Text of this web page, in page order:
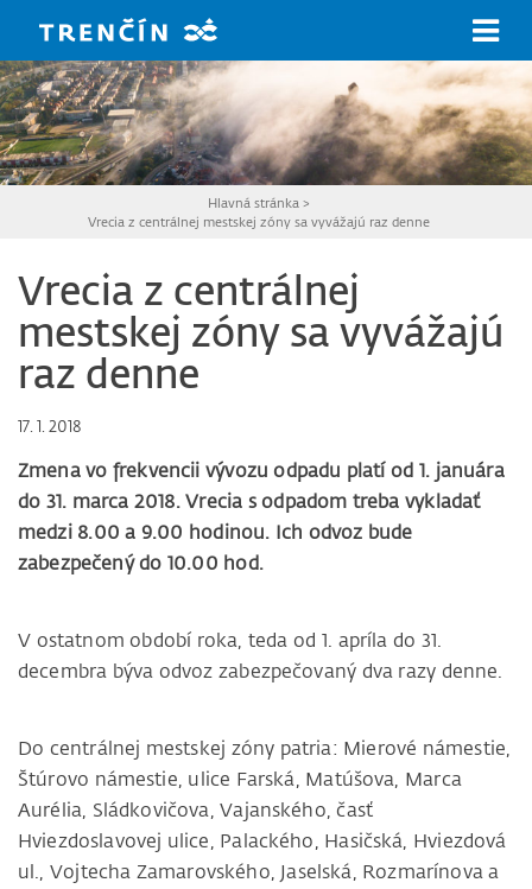
Hlavná stránka >
Vrecia z centrálnej mestskej zóny sa vyvážajú raz denne
Vrecia z centrálnej
mestskej zóny sa vyvážajú
raz denne
17. 1. 2018
Zmena vo frekvencii vývozu odpadu platí od 1. januára
do 31. marca 2018. Vrecia s odpadom treba vykladať
medzi 8.00 a 9.00 hodinou. Ich odvoz bude
zabezpečený do 10.00 hod.
V ostatnom období roka, teda od 1. apríla do 31.
decembra býva odvoz zabezpečovaný dva razy denne.
Do centrálnej mestskej zóny patria: Mierové námestie,
Štúrovo námestie, ulice Farská, Matúšova, Marca
Aurélia, Sládkovičova, Vajanského, časť
Hviezdoslavovej ulice, Palackého, Hasičská, Hviezdová
ul., Vojtecha Zamarovského, Jaselská, Rozmarínova a